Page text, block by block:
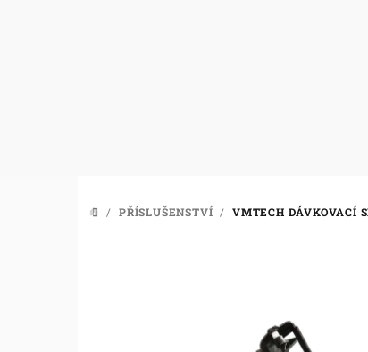
DOMŮ
/ PŘÍSLUŠENSTVÍ / VMTECH DÁVKOVACÍ